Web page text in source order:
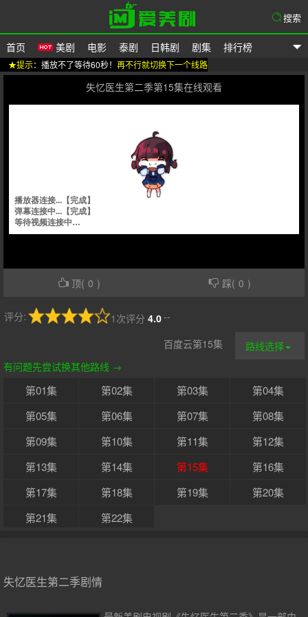
爱美剧
首页 美剧 电影 泰剧 日韩剧 剧集 排行榜
搜索
★提示：播放不了等待60秒！ 再不行就切换下一个线路
失忆医生第二季第15集在线观看
顶( 0 ) 踩( 0 )
评分: 4.0
1次评分 --
路线选择
百度云第15集
有问题先尝试换其他路线 →
第01集 第02集 第03集
第04集
第05集
第06集 第07集
第08集
第09集
第10集 第11集
第12集
第13集
第14集 第15集
第16集
第17集
第18集 第19集
第20集
第21集
第22集
失忆医生第二季剧情